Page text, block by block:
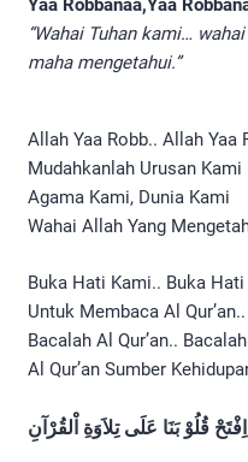
Yaa Robbanaa,Yaa
“Wahai Tuhan kami…
maha mengetahui.”
Allah Yaa Robb.. Allah Yaa
Mudahkanlah Urusan Kami
Agama Kami, Dunia Kami
Wahai Allah Yang
Buka Hati Kami.. Buka Hati
Untuk Membaca Al Qur’an..
Bacalah Al Qur’an..
Al Qur’an Sumber
قُلُوْ بَنَا عَلَى تِلاَوَةِ اْلقُرْآنِ